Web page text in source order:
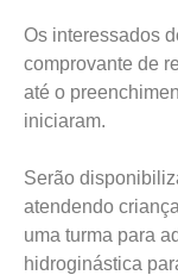
Os interessados
comprovante de
até o
iniciaram.
Serão
atendendo
uma turma para
hidroginástica